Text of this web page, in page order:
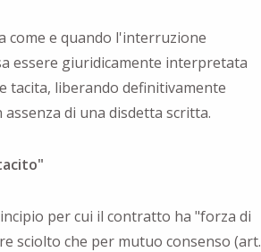
come e quando l'interruzione
essere giuridicamente interpretata
tacita, liberando definitivamente
di una disdetta scritta.
per cui il contratto ha "forza di
sciolto che per mutuo consenso (art.